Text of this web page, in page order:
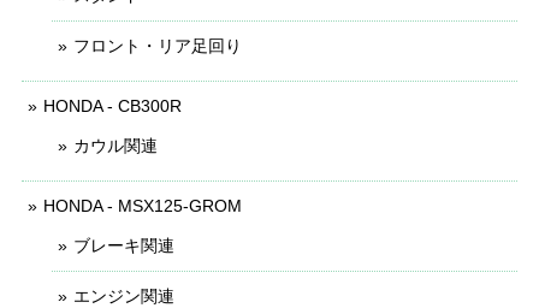
フロント・リア足回り
HONDA - CB300R
カウル関連
HONDA - MSX125-GROM
ブレーキ関連
エンジン関連